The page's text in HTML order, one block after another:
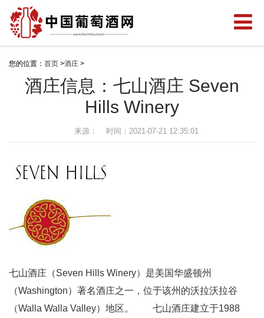
您的位置： 首页 >酒庄 >
酒庄信息：七山酒庄 Seven
Hills Winery
来源： 时间：2021-07-21 12:35:01
七山酒庄（Seven Hills Winery）是美国华盛顿州
（Washington）著名酒庄之一，位于该州的沃拉沃拉谷
（Walla Walla Valley）地区。 七山酒庄建立于1988